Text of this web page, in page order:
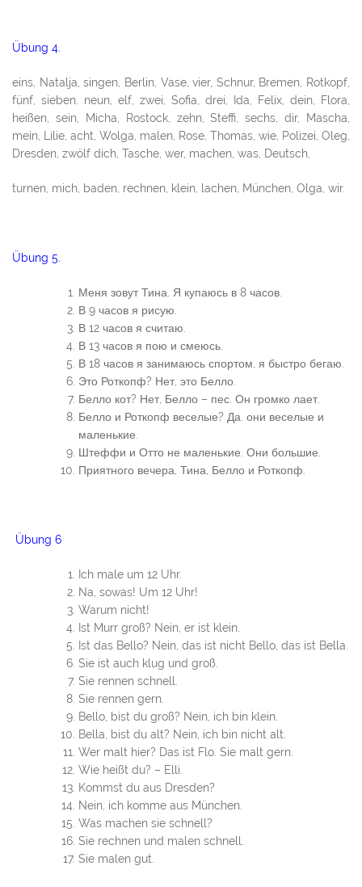
Übung 4.
eins, Natalja, singen, Berlin, Vase, vier, Schnur, Bremen, Rotkopf,
fünf, sieben. neun, elf, zwei, Sofia, drei, Ida, Felix, dein, Flora,
heißen, sein, Micha, Rostock, zehn, Steffi, sechs, dir, Mascha,
mein, Lilie, acht, Wolga, malen, Rose, Thomas, wie, Polizei, Oleg,
Dresden, zwölf dich, Tasche, wer, machen, was, Deutsch,
turnen, mich, baden, rechnen, klein, lachen, München, Olga, wir.
Übung 5.
Меня зовут Тина. Я купаюсь в 8 часов.
В 9 часов я рисую.
В 12 часов я считаю.
В 13 часов я пою и смеюсь.
В 18 часов я занимаюсь спортом, я быстро бегаю.
Это Роткопф? Нет, это Белло.
Белло кот? Нет, Белло – пес. Он громко лает.
Белло и Роткопф веселые? Да. они веселые и
маленькие.
Штеффи и Отто не маленькие. Они большие.
Приятного вечера, Тина, Белло и Роткопф.
Übung 6
Ich male um 12 Uhr.
Na, sowas! Um 12 Uhr!
Warum nicht!
Ist Murr groß? Nein, er ist klein.
Ist das Bello? Nein, das ist nicht Bello, das ist Bella.
Sie ist auch klug und groß.
Sie rennen schnell.
Sie rennen gern.
Bello, bist du groß? Nein, ich bin klein.
Bella, bist du alt? Nein, ich bin nicht alt.
Wer malt hier? Das ist Flo. Sie malt gern.
Wie heißt du? – Elli.
Kommst du aus Dresden?
Nein, ich komme aus München.
Was machen sie schnell?
Sie rechnen und malen schnell.
Sie malen gut.